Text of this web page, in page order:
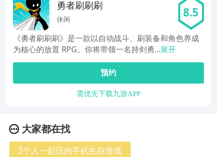
勇者刷刷刷
休闲 8.5
《勇者刷刷刷》是一款以自动战斗、刷装备和角色养成
为核心的放置 RPG。你将带领一名持剑勇...展开
预约
需优先下载九游APP
大家都在找
2个人一起玩的手机生存游戏